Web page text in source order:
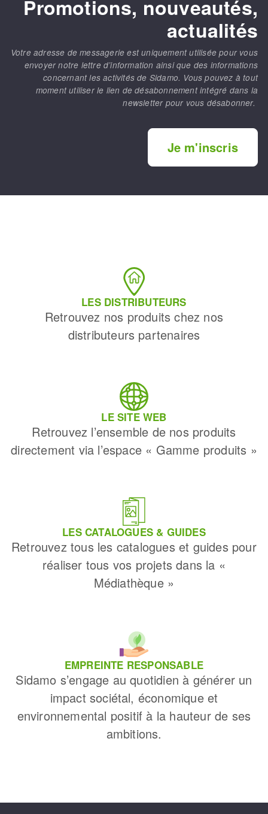
Promotions, nouveautés,
actualités
Votre adresse de messagerie est uniquement utilisée pour vous
envoyer notre lettre d’information ainsi que des informations
concernant les activités de Sidamo. Vous pouvez à tout
moment utiliser le lien de désabonnement intégré dans la
newsletter pour vous désabonner.
Je m'inscris
LES DISTRIBUTEURS
Retrouvez nos produits chez nos
distributeurs partenaires
LE SITE WEB
Retrouvez l’ensemble de nos produits
directement via l’espace « Gamme produits »
LES CATALOGUES & GUIDES
Retrouvez tous les catalogues et guides pour
réaliser tous vos projets dans la «
Médiathèque »
EMPREINTE RESPONSABLE
Sidamo s’engage au quotidien à générer un
impact sociétal, économique et
environnemental positif à la hauteur de ses
ambitions.